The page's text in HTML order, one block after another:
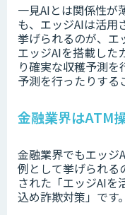
一見AIとは関係性が
も、エッジAIは活用
挙げられるのが、エ
エッジAIを搭載した
り確実な収穫予測
予測を行ったりする
金融業界はATM
金融業界でもエッジ
例として挙げられる
された「エッジAIを
込め詐欺対策」です。